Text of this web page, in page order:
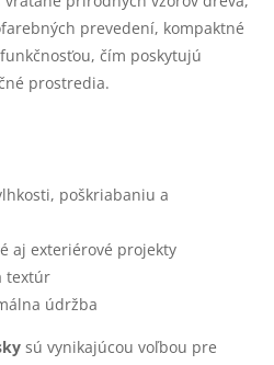
prevedení, kompaktné
čím poskytujú
prostredia.
poškriabaniu a
aj exteriérové projekty
textúr
údržba
sú vynikajúcou voľbou pre